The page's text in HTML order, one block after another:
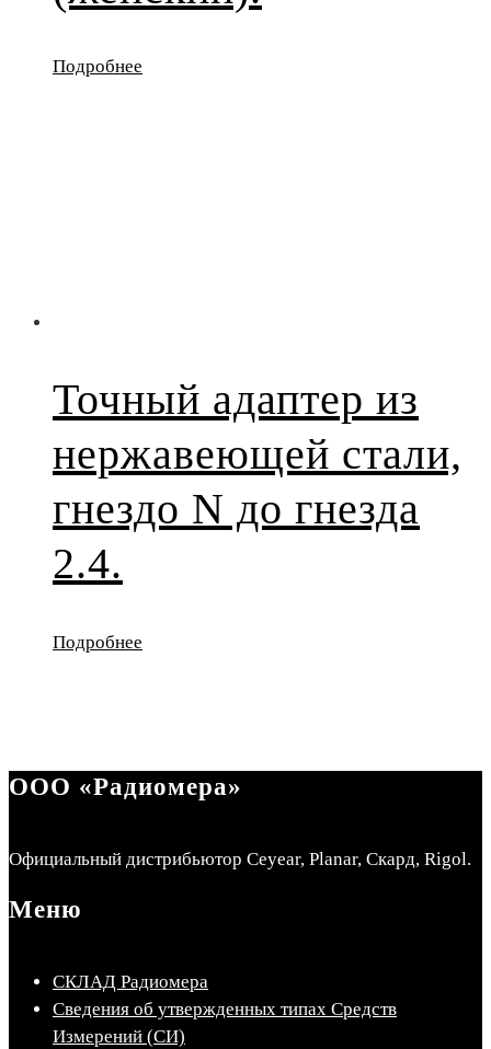
Подробнее
Точный адаптер из
нержавеющей стали,
гнездо N до гнезда
2.4.
Подробнее
ООО «Радиомера»
Официальный дистрибьютор Ceyear, Planar, Скард, Rigol.
Меню
СКЛАД Радиомера
Сведения об утвержденных типах Средств
Измерений (СИ)